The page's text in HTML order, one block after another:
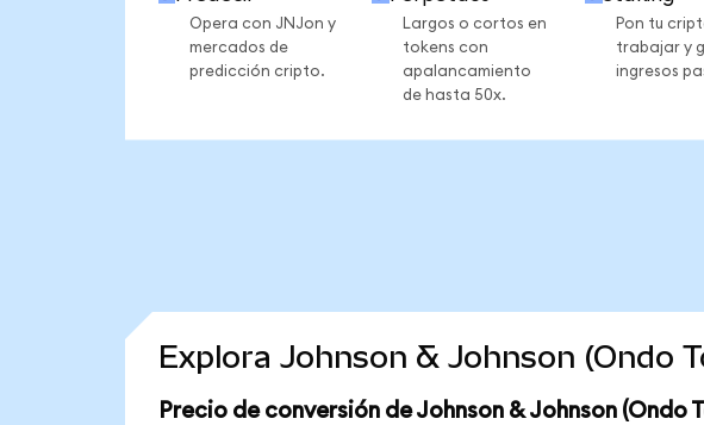
Opera con JNJon y
mercados de
predicción cripto.
Largos o cortos en
tokens con
apalancamiento
de hasta 50x.
Pon tu
trabajar y
ingresos
Explora Johnson & Johnson (Ondo
Precio de conversión de Johnson & Johnson (Ondo